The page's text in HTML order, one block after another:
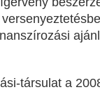
társulat a